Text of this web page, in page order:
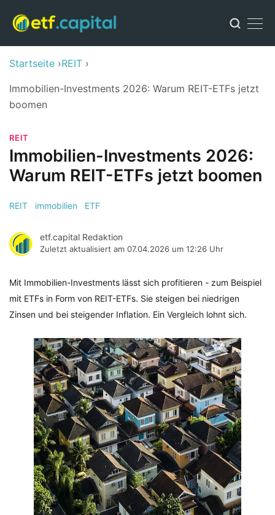
Startseite REIT
Immobilien-Investments 2026: Warum REIT-ETFs jetzt
boomen
REIT
Immobilien-Investments 2026:
Warum REIT-ETFs jetzt boomen
REIT immobilien ETF
etf.capital Redaktion
Zuletzt aktualisiert am 07.04.2026 um 12:26 Uhr
Mit Immobilien-Investments lässt sich profitieren - zum Beispiel
mit ETFs in Form von REIT-ETFs. Sie steigen bei niedrigen
Zinsen und bei steigender Inflation. Ein Vergleich lohnt sich.